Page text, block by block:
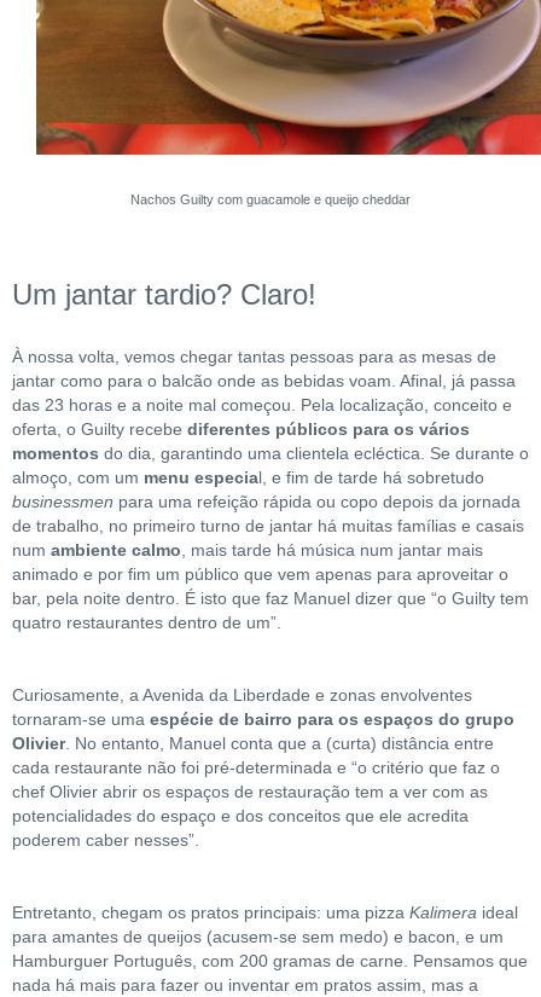
Nachos Guilty com guacamole e queijo cheddar
Um jantar tardio? Claro!
À nossa volta, vemos chegar tantas pessoas para as mesas de
jantar como para o balcão onde as bebidas voam. Afinal, já passa
das 23 horas e a noite mal começou. Pela localização, conceito e
oferta, o Guilty recebe diferentes públicos para os vários
momentos do dia, garantindo uma clientela ecléctica. Se durante o
almoço, com um menu especial, e fim de tarde há sobretudo
businessmen para uma refeição rápida ou copo depois da jornada
de trabalho, no primeiro turno de jantar há muitas famílias e casais
num ambiente calmo, mais tarde há música num jantar mais
animado e por fim um público que vem apenas para aproveitar o
bar, pela noite dentro. É isto que faz Manuel dizer que “o Guilty tem
quatro restaurantes dentro de um”.
Curiosamente, a Avenida da Liberdade e zonas envolventes
tornaram-se uma espécie de bairro para os espaços do grupo
Olivier. No entanto, Manuel conta que a (curta) distância entre
cada restaurante não foi pré-determinada e “o critério que faz o
chef Olivier abrir os espaços de restauração tem a ver com as
potencialidades do espaço e dos conceitos que ele acredita
poderem caber nesses”.
Entretanto, chegam os pratos principais: uma pizza Kalimera ideal
para amantes de queijos (acusem-se sem medo) e bacon, e um
Hamburguer Português, com 200 gramas de carne. Pensamos que
nada há mais para fazer ou inventar em pratos assim, mas a